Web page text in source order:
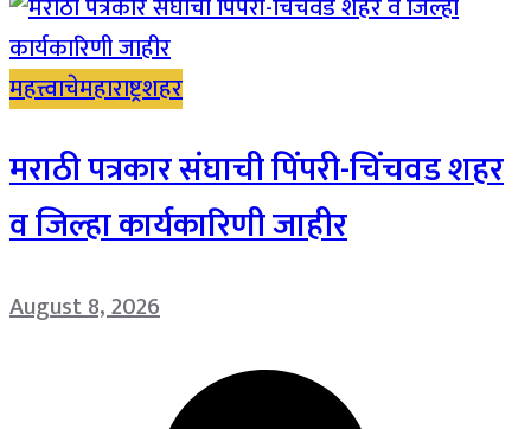
महत्त्वाचेमहाराष्ट्रशहर
मराठी पत्रकार संघाची पिंपरी-चिंचवड शहर
व जिल्हा कार्यकारिणी जाहीर
August 8, 2026